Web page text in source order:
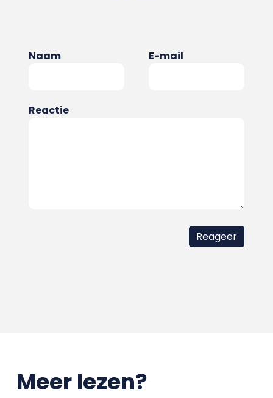
Naam E-mail
Reactie
Meer lezen?